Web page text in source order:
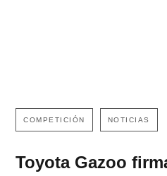
COMPETICIÓN NOTICIAS
Toyota Gazoo